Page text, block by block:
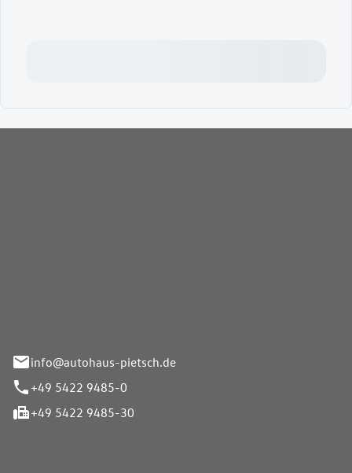
info@autohaus-pietsch.de
+49 5422 9485-0
+49 5422 9485-30